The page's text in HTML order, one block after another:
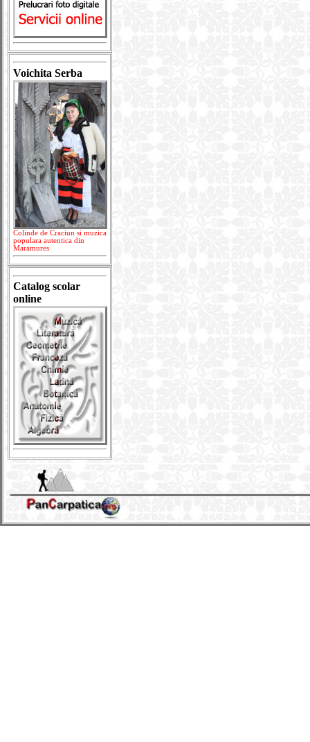
Voichita Serba
Colinde de Craciun si muzica
populara autentica din
Maramures
Catalog scolar
online